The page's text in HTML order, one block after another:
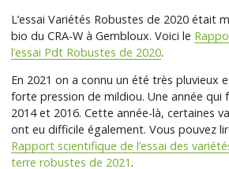
L’essai Variétés Robustes de 2020 était
bio du CRA-W à Gembloux. Voici le
l’essai Pdt Robustes de 2020.
En 2021 on a connu un été très pluvieux
forte pression de mildiou. Une année qui
2014 et 2016. Cette année-là, certaines
ont eu difficile également. Vous pouvez
Rapport scientifique de l’essai des
terre robustes de 2021 .